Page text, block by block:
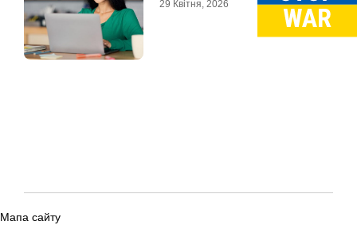
29 Квітня, 2026
Мапа сайту